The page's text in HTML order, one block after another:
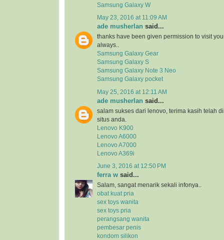
Samsung Galaxy W
May 23, 2016 at 11:09 AM
ade musherlan said...
thanks have been given permission to visit
always..
Samsung Galaxy Gear
Samsung Galaxy S
Samsung Galaxy Note 3 Neo
Samsung Galaxy pocket
May 25, 2016 at 12:11 AM
ade musherlan said...
salam sukses dari lenovo, terima kasih telah
situs anda.
Lenovo K900
Lenovo A6000
Lenovo A7000
Lenovo A369i
June 3, 2016 at 12:50 PM
ferra w said...
Salam, sangat menarik sekali infonya..
obat kuat pria
sex toys wanita
sex toys pria
perangsang wanita
pembesar penis
kondom silikon